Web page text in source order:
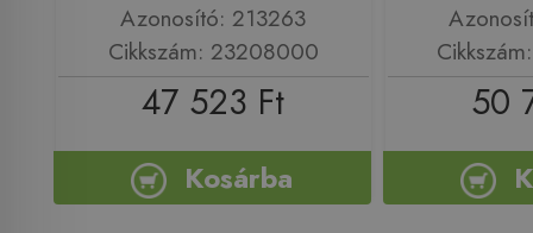
Azonosító: 213263
Cikkszám: 23208000
47 523 Ft
Kosárba
50